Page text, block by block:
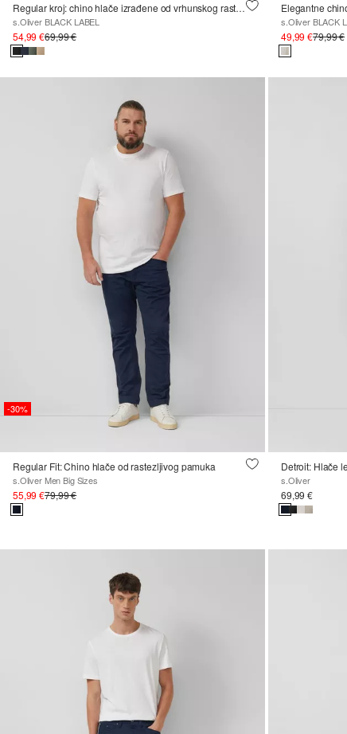
Regular kroj: chino hlače izrađene od vrhunskog rastezljivog pamuka
s.Oliver BLACK LABEL
54,99 €69,99 €
Elegantne
s.Oliver BLACK
49,99 €79,99 €
-30%
Regular Fit: Chino hlače od rastezljivog pamuka
s.Oliver Men Big Sizes
55,99 €79,99 €
Detroit: Hlače
s.Oliver
69,99 €